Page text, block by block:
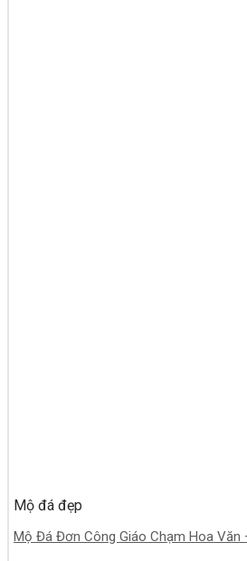
Mộ đá đẹp
Mộ Đá Đơn Công Giáo Chạm Hoa Văn